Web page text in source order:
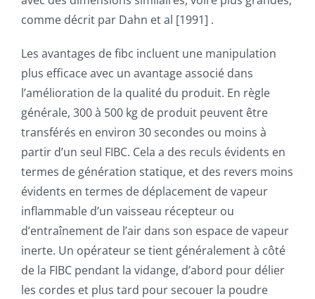
comme décrit par Dahn et al [1991] .
Les avantages de fibc incluent une manipulation
plus efficace avec un avantage associé dans
l’amélioration de la qualité du produit. En règle
générale, 300 à 500 kg de produit peuvent être
transférés en environ 30 secondes ou moins à
partir d’un seul FIBC. Cela a des reculs évidents en
termes de génération statique, et des revers moins
évidents en termes de déplacement de vapeur
inflammable d’un vaisseau récepteur ou
d’entraînement de l’air dans son espace de vapeur
inerte. Un opérateur se tient généralement à côté
de la FIBC pendant la vidange, d’abord pour délier
les cordes et plus tard pour secouer la poudre